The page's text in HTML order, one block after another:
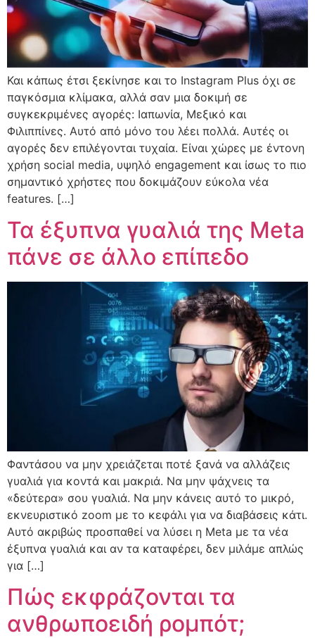
Και κάπως έτσι ξεκίνησε και το Instagram Plus όχι σε
παγκόσμια κλίμακα, αλλά σαν μια δοκιμή σε
συγκεκριμένες αγορές: Ιαπωνία, Μεξικό και
Φιλιππίνες. Αυτό από μόνο του λέει πολλά. Αυτές οι
αγορές δεν επιλέγονται τυχαία. Είναι χώρες με έντονη
χρήση social media, υψηλό engagement και ίσως το πιο
σημαντικό χρήστες που δοκιμάζουν εύκολα νέα
features. […]
Τα έξυπνα γυαλιά της Meta
πάνε σε άλλο επίπεδο
Φαντάσου να μην χρειάζεται ποτέ ξανά να αλλάζεις
γυαλιά για κοντά και μακριά. Να μην ψάχνεις τα
«δεύτερα» σου γυαλιά. Να μην κάνεις αυτό το μικρό,
εκνευριστικό zoom με το κεφάλι για να διαβάσεις κάτι.
Αυτό ακριβώς προσπαθεί να λύσει η Meta με τα νέα
έξυπνα γυαλιά και αν τα καταφέρει, δεν μιλάμε απλώς
για […]
Πώς εκφράζονται τα
ανθρωποειδή ρομπότ;